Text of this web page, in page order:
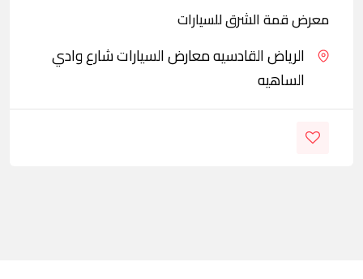
معرض قمة الشرق للسيارات
الرياض القادسيه معارض السيارات شارع وادي
الساهيه